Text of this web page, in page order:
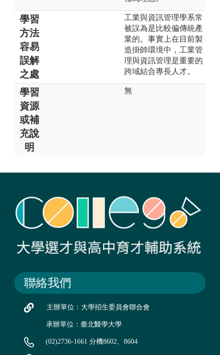
學習
方法
容易
誤解
之處
工業與資訊管理學系常
被誤為是比較偏傳統產
業的。事實上在目前製
造掛帥環境中，工業管
理與資訊管理是重要的
跨域結合專長人才。
學習
資源
或補
充說
明
無
聯絡我們
主辦單位：大學招生委員會聯合會
承辦單位：臺北醫學大學
(02)2736-1661 分機8602、8604